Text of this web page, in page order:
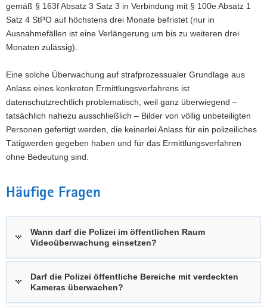
gemäß § 163f Absatz 3 Satz 3 in Verbindung mit § 100e Absatz 1
Satz 4 StPO auf höchstens drei Monate befristet (nur in
Ausnahmefällen ist eine Verlängerung um bis zu weiteren drei
Monaten zulässig).
Eine solche Überwachung auf strafprozessualer Grundlage aus
Anlass eines konkreten Ermittlungsverfahrens ist
datenschutzrechtlich problematisch, weil ganz überwiegend –
tatsächlich nahezu ausschließlich – Bilder von völlig unbeteiligten
Personen gefertigt werden, die keinerlei Anlass für ein polizeiliches
Tätigwerden gegeben haben und für das Ermittlungsverfahren
ohne Bedeutung sind.
Häufige Fragen
Wann darf die Polizei im öffentlichen Raum
Videoüberwachung einsetzen?
Darf die Polizei öffentliche Bereiche mit verdeckten
Kameras überwachen?